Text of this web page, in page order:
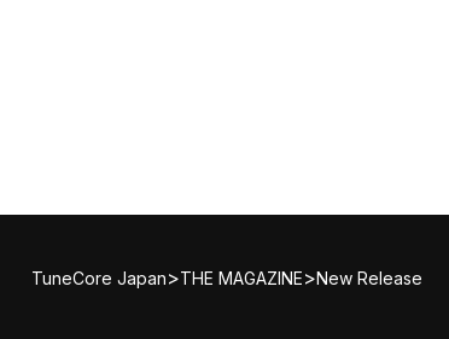
TuneCore Japan>THE MAGAZINE>New Release